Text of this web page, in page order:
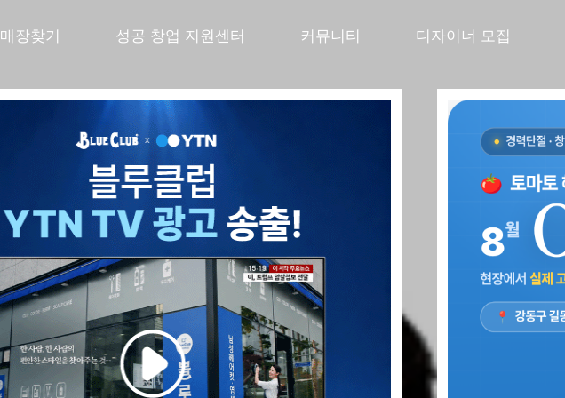
매장찾기 성공 창업 지원센터 커뮤니티 디자이너 모집